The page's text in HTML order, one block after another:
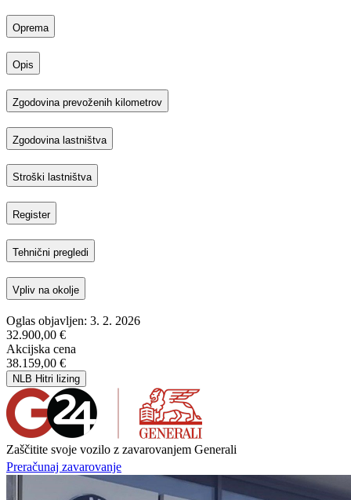
Oprema
Opis
Zgodovina prevoženih kilometrov
Zgodovina lastništva
Stroški lastništva
Register
Tehnični pregledi
Vpliv na okolje
Oglas objavljen: 3. 2. 2026
32.900,00 €
Akcijska cena
38.159,00 €
NLB Hitri lizing
Zaščitite svoje vozilo z zavarovanjem Generali
Preračunaj zavarovanje